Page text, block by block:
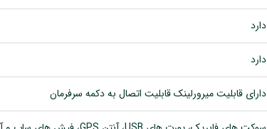
دارد
دارد
دارای قابلیت میرورلینک قابلیت اتصال به دکمه سرفرمان